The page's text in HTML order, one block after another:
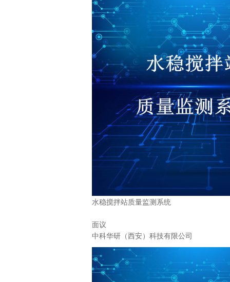
水稳搅拌站质量监测系统
面议
中科华研（西安）科技有限公司